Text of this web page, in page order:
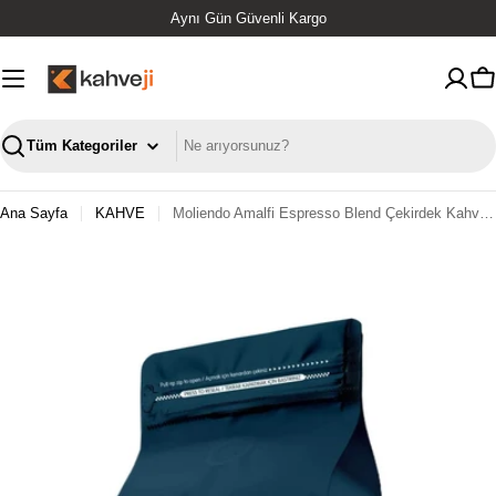
Aynı Gün Güvenli Kargo
Ara
Ana Sayfa KAHVE Moliendo Amalfi Espresso Blend Çekirdek Kahve 1 Kg